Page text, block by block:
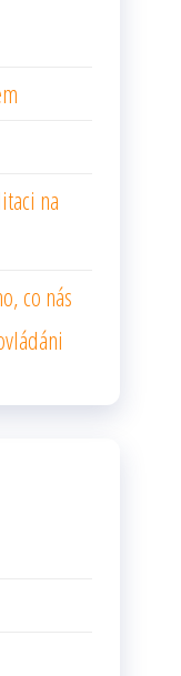
na
co nás